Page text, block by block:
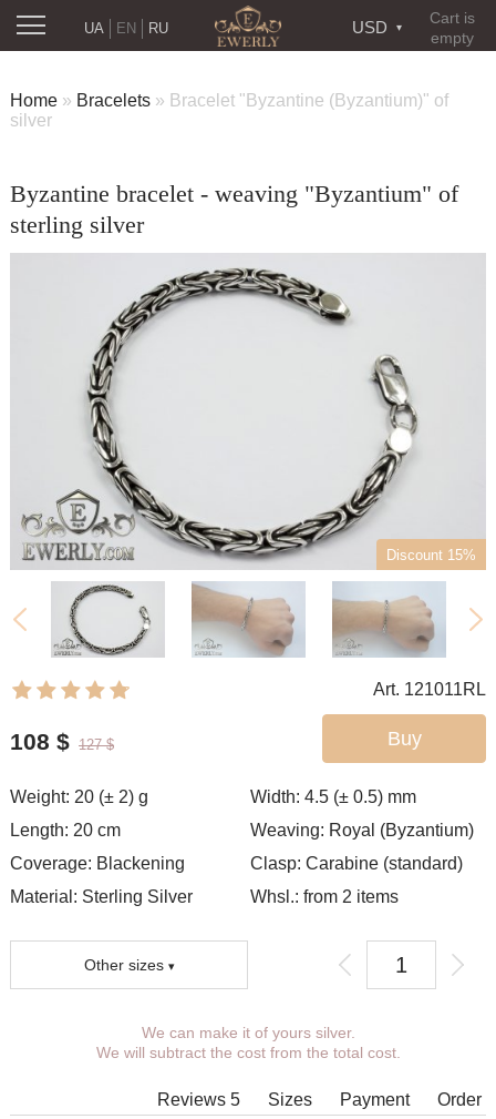
Cart is
empty
USD
RU
UA EN
Home » Bracelets » Bracelet "Byzantine (Byzantium)" of
silver
Byzantine bracelet - weaving "Byzantium" of
sterling silver
Discount 15%
Art. 121011RL
Buy
108 $ 127 $
Weight: 20 (± 2) g Width:4.5 (± 0.5) mm
Length: 20 cm Weaving: Royal (Byzantium)
Coverage: Blackening Clasp:Carabine (standard)
Material: Sterling Silver
Whsl.: from 2 items
Other sizes
You can choose coverage, weight,
length, width, clasp.
width, length and weight cannot be
We can make it of yours silver.
We will subtract the cost from the total cost.
Reviews 5 Order
Payment
Sizes